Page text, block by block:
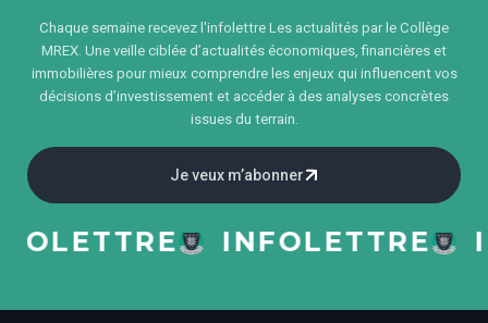
Chaque semaine recevez l'infolettre Les actualités par le Collège
MREX. Une veille ciblée d’actualités économiques, financières et
immobilières pour mieux comprendre les enjeux qui influencent vos
décisions d’investissement et accéder à des analyses concrètes
issues du terrain.
Je veux m’abonner
INFOLETTRE